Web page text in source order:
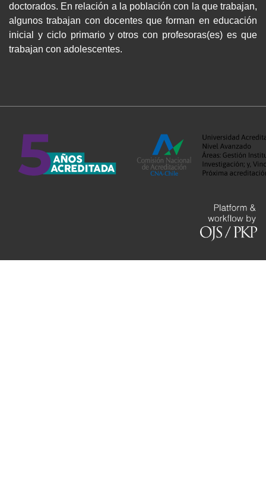
doctorados. En relación a la población con la que trabajan,
algunos trabajan con docentes que forman en educación
inicial y ciclo primario y otros con profesoras(es) es que
trabajan con adolescentes.